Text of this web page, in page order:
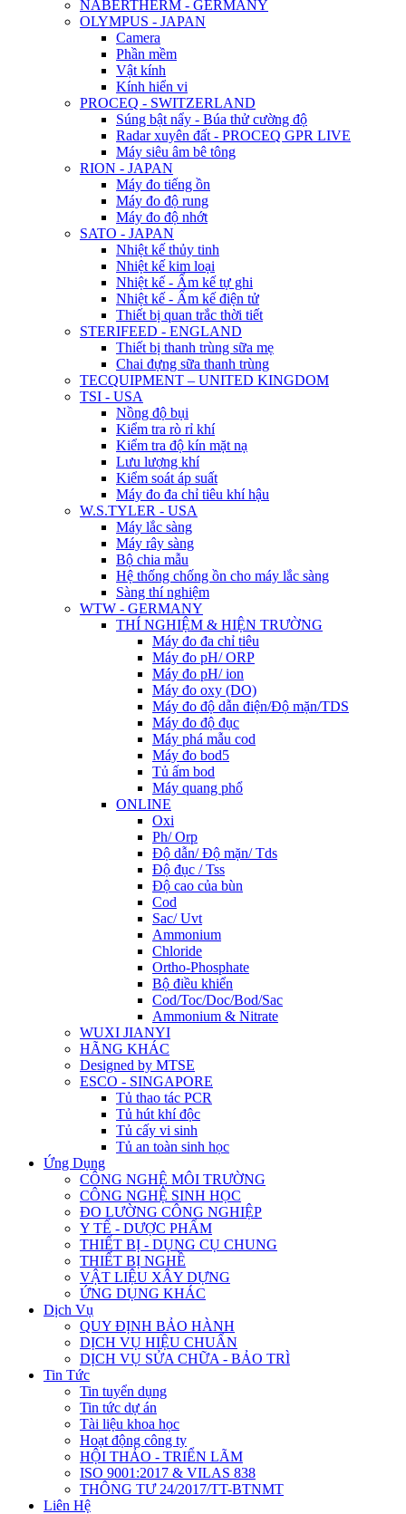
NABERTHERM - GERMANY
OLYMPUS - JAPAN
Camera
Phần mềm
Vật kính
Kính hiển vi
PROCEQ - SWITZERLAND
Súng bật nẩy - Búa thử cường độ
Radar xuyên đất - PROCEQ GPR LIVE
Máy siêu âm bê tông
RION - JAPAN
Máy đo tiếng ồn
Máy đo độ rung
Máy đo độ nhớt
SATO - JAPAN
Nhiệt kế thủy tinh
Nhiệt kế kim loại
Nhiệt kế - Ẩm kế tự ghi
Nhiệt kế - Ẩm kế điện tử
Thiết bị quan trắc thời tiết
STERIFEED - ENGLAND
Thiết bị thanh trùng sữa mẹ
Chai đựng sữa thanh trùng
TECQUIPMENT – UNITED KINGDOM
TSI - USA
Nồng độ bụi
Kiểm tra rò rỉ khí
Kiểm tra độ kín mặt nạ
Lưu lượng khí
Kiểm soát áp suất
Máy đo đa chỉ tiêu khí hậu
W.S.TYLER - USA
Máy lắc sàng
Máy rây sàng
Bộ chia mẫu
Hệ thống chống ồn cho máy lắc sàng
Sàng thí nghiệm
WTW - GERMANY
THÍ NGHIỆM & HIỆN TRƯỜNG
Máy đo đa chỉ tiêu
Máy đo pH/ ORP
Máy đo pH/ ion
Máy đo oxy (DO)
Máy đo độ dẫn điện/Độ mặn/TDS
Máy đo độ đục
Máy phá mẫu cod
Máy đo bod5
Tủ ấm bod
Máy quang phổ
ONLINE
Oxi
Ph/ Orp
Độ dẫn/ Độ mặn/ Tds
Độ đục / Tss
Độ cao của bùn
Cod
Sac/ Uvt
Ammonium
Chloride
Ortho-Phosphate
Bộ điều khiển
Cod/Toc/Doc/Bod/Sac
Ammonium & Nitrate
WUXI JIANYI
HÃNG KHÁC
Designed by MTSE
ESCO - SINGAPORE
Tủ thao tác PCR
Tủ hút khí độc
Tủ cấy vi sinh
Tủ an toàn sinh học
Ứng Dụng
CÔNG NGHỆ MÔI TRƯỜNG
CÔNG NGHỆ SINH HỌC
ĐO LƯỜNG CÔNG NGHIỆP
Y TẾ - DƯỢC PHẨM
THIẾT BỊ - DỤNG CỤ CHUNG
THIẾT BỊ NGHỀ
VẬT LIỆU XÂY DỰNG
ỨNG DỤNG KHÁC
Dịch Vụ
QUY ĐỊNH BẢO HÀNH
DỊCH VỤ HIỆU CHUẨN
DỊCH VỤ SỬA CHỮA - BẢO TRÌ
Tin Tức
Tin tuyển dụng
Tin tức dự án
Tài liệu khoa học
Hoạt động công ty
HỘI THẢO - TRIỂN LÃM
ISO 9001:2017 & VILAS 838
THÔNG TƯ 24/2017/TT-BTNMT
Liên Hệ